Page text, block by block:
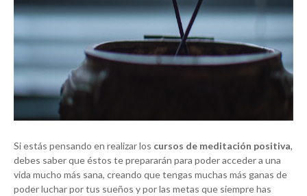
Si estás pensando en realizar los cursos de meditación positiva,
debes saber que éstos te prepararán para poder acceder a una
vida mucho más sana, creando que tengas muchas más ganas de
poder luchar por tus sueños y por las metas que siempre has